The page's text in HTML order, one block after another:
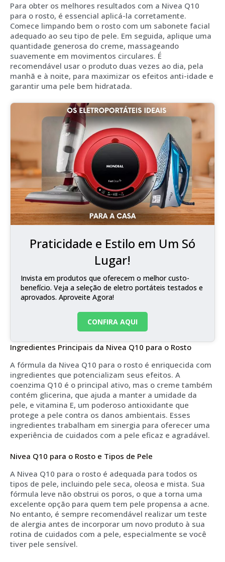
Para obter os melhores resultados com a Nivea Q10
para o rosto, é essencial aplicá-la corretamente.
Comece limpando bem o rosto com um sabonete facial
adequado ao seu tipo de pele. Em seguida, aplique uma
quantidade generosa do creme, massageando
suavemente em movimentos circulares. É
recomendável usar o produto duas vezes ao dia, pela
manhã e à noite, para maximizar os efeitos anti-idade e
garantir uma pele bem hidratada.
Praticidade e Estilo em Um Só
Lugar!
Invista em produtos que oferecem o melhor custo-
benefício. Veja a seleção de eletro portáteis testados e
aprovados. Aproveite Agora!
CONFIRA AQUI
Ingredientes Principais da Nivea Q10 para o Rosto
A fórmula da Nivea Q10 para o rosto é enriquecida com
ingredientes que potencializam seus efeitos. A
coenzima Q10 é o principal ativo, mas o creme também
contém glicerina, que ajuda a manter a umidade da
pele, e vitamina E, um poderoso antioxidante que
protege a pele contra os danos ambientais. Esses
ingredientes trabalham em sinergia para oferecer uma
experiência de cuidados com a pele eficaz e agradável.
Nivea Q10 para o Rosto e Tipos de Pele
A Nivea Q10 para o rosto é adequada para todos os
tipos de pele, incluindo pele seca, oleosa e mista. Sua
fórmula leve não obstrui os poros, o que a torna uma
excelente opção para quem tem pele propensa a acne.
No entanto, é sempre recomendável realizar um teste
de alergia antes de incorporar um novo produto à sua
rotina de cuidados com a pele, especialmente se você
tiver pele sensível.